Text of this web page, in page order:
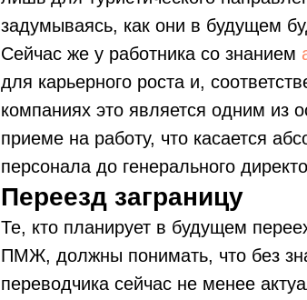
задумываясь, как они в будущем
Сейчас же у работника со знанием
для карьерного роста и,
компаниях это является одним из
приеме на работу, что касается
персонала до генерального
Переезд заграницу
Те, кто планирует в будущем
ПМЖ, должны понимать, что без
переводчика сейчас не менее